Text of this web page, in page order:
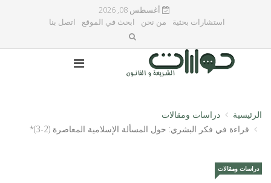
أغسطس 08, 2026
استشارات بحثية
من نحن ابحث في الموقع اتصل بنا
الرئيسية
دراسات ومقالات
قراءة في فكر البشري: حول المسألة الإسلامية المعاصرة (2-3)*
دراسات ومقالات